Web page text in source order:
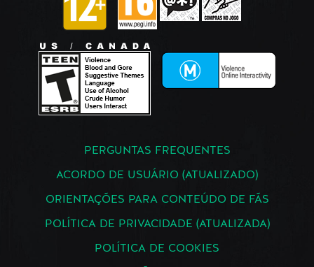
PERGUNTAS FREQUENTES
ACORDO DE USUÁRIO (ATUALIZADO)
ORIENTAÇÕES PARA CONTEÚDO DE FÃS
POLÍTICA DE PRIVACIDADE (ATUALIZADA)
POLÍTICA DE COOKIES